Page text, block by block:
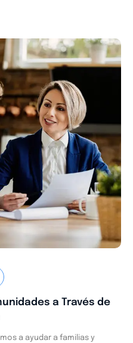
a Través de
a ayudar a familias y